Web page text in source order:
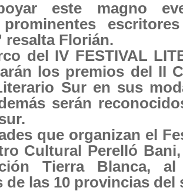
este magno
resalta Florián.
del IV FESTIVAL
los premios del II
Sur en sus
serán
que organizan el
Cultural Perelló
Tierra Blanca, al
de las 10 provincias del